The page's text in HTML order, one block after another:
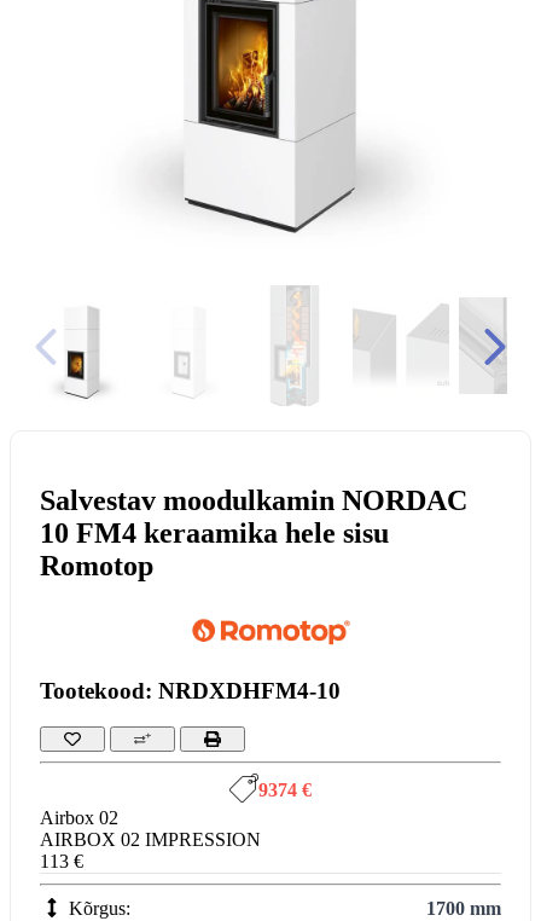
Salvestav moodulkamin NORDAC
10 FM4 keraamika hele sisu
Romotop
Tootekood: NRDXDHFM4-10
9374 €
Airbox 02
AIRBOX 02 IMPRESSION
113 €
Kõrgus:
1700 mm